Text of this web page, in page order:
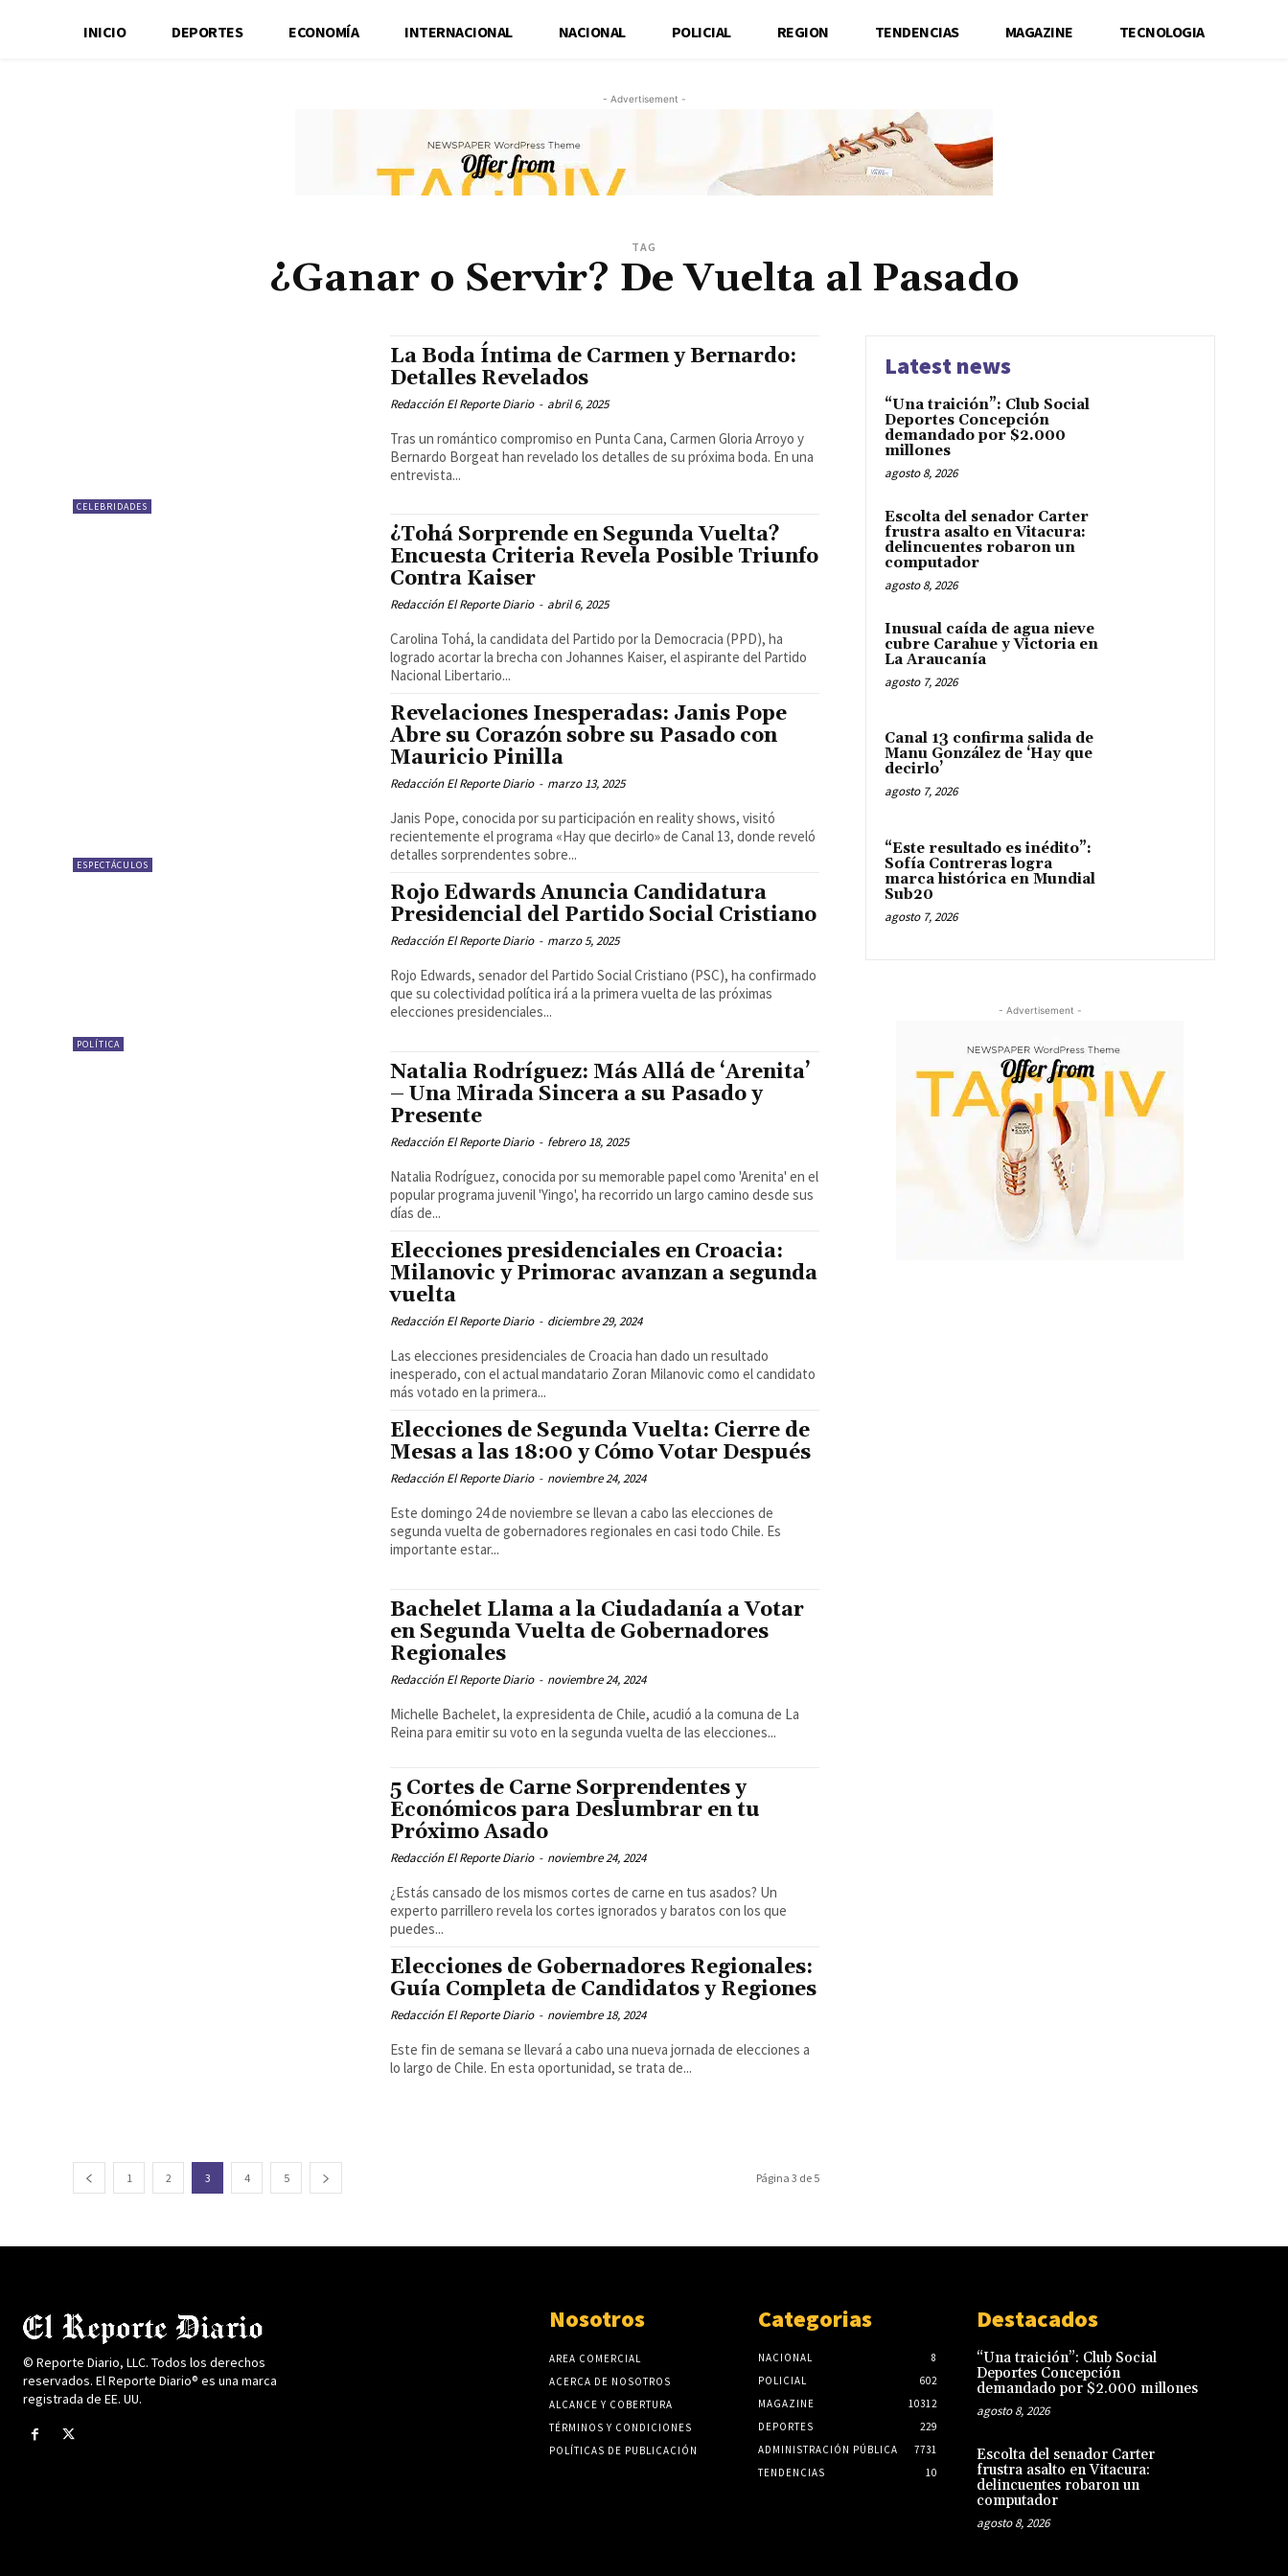
INICIO DEPORTES ECONOMÍA INTERNACIONAL NACIONAL POLICIAL REGION TENDENCIAS MAGAZINE TECNOLOGIA
- Advertisement -
TAG
¿Ganar o Servir? De Vuelta al Pasado
CELEBRIDADES
La Boda Íntima de Carmen y Bernardo:
Detalles Revelados
Redacción El Reporte Diario - abril 6, 2025
Tras un romántico compromiso en Punta Cana, Carmen Gloria Arroyo y
Bernardo Borgeat han revelado los detalles de su próxima boda. En una
entrevista...
¿Tohá Sorprende en Segunda Vuelta?
Encuesta Criteria Revela Posible Triunfo
Contra Kaiser
Redacción El Reporte Diario - abril 6, 2025
Carolina Tohá, la candidata del Partido por la Democracia (PPD), ha
logrado acortar la brecha con Johannes Kaiser, el aspirante del Partido
Nacional Libertario...
ESPECTÁCULOS
Revelaciones Inesperadas: Janis Pope
Abre su Corazón sobre su Pasado con
Mauricio Pinilla
Redacción El Reporte Diario - marzo 13, 2025
Janis Pope, conocida por su participación en reality shows, visitó
recientemente el programa «Hay que decirlo» de Canal 13, donde reveló
detalles sorprendentes sobre...
POLÍTICA
Rojo Edwards Anuncia Candidatura
Presidencial del Partido Social Cristiano
Redacción El Reporte Diario - marzo 5, 2025
Rojo Edwards, senador del Partido Social Cristiano (PSC), ha confirmado
que su colectividad política irá a la primera vuelta de las próximas
elecciones presidenciales...
Natalia Rodríguez: Más Allá de ‘Arenita’
– Una Mirada Sincera a su Pasado y
Presente
Redacción El Reporte Diario - febrero 18, 2025
Natalia Rodríguez, conocida por su memorable papel como 'Arenita' en el
popular programa juvenil 'Yingo', ha recorrido un largo camino desde sus
días de...
Elecciones presidenciales en Croacia:
Milanovic y Primorac avanzan a segunda
vuelta
Redacción El Reporte Diario - diciembre 29, 2024
Las elecciones presidenciales de Croacia han dado un resultado
inesperado, con el actual mandatario Zoran Milanovic como el candidato
más votado en la primera...
Elecciones de Segunda Vuelta: Cierre de
Mesas a las 18:00 y Cómo Votar Después
Redacción El Reporte Diario - noviembre 24, 2024
Este domingo 24 de noviembre se llevan a cabo las elecciones de
segunda vuelta de gobernadores regionales en casi todo Chile. Es
importante estar...
Bachelet Llama a la Ciudadanía a Votar
en Segunda Vuelta de Gobernadores
Regionales
Redacción El Reporte Diario - noviembre 24, 2024
Michelle Bachelet, la expresidenta de Chile, acudió a la comuna de La
Reina para emitir su voto en la segunda vuelta de las elecciones...
5 Cortes de Carne Sorprendentes y
Económicos para Deslumbrar en tu
Próximo Asado
Redacción El Reporte Diario - noviembre 24, 2024
¿Estás cansado de los mismos cortes de carne en tus asados? Un
experto parrillero revela los cortes ignorados y baratos con los que
puedes...
Elecciones de Gobernadores Regionales:
Guía Completa de Candidatos y Regiones
Redacción El Reporte Diario - noviembre 18, 2024
Este fin de semana se llevará a cabo una nueva jornada de elecciones a
lo largo de Chile. En esta oportunidad, se trata de...
1 2 3 4 5 Página 3 de 5
Latest news
“Una traición”: Club Social
Deportes Concepción
demandado por $2.000
millones
agosto 8, 2026
Escolta del senador Carter
frustra asalto en Vitacura:
delincuentes robaron un
computador
agosto 8, 2026
Inusual caída de agua nieve
cubre Carahue y Victoria en
La Araucanía
agosto 7, 2026
Canal 13 confirma salida de
Manu González de ‘Hay que
decirlo’
agosto 7, 2026
“Este resultado es inédito”:
Sofía Contreras logra
marca histórica en Mundial
Sub20
agosto 7, 2026
- Advertisement -
© Reporte Diario, LLC. Todos los derechos
reservados. El Reporte Diario® es una marca
registrada de EE. UU.
Nosotros
AREA COMERCIAL
ACERCA DE NOSOTROS
ALCANCE Y COBERTURA
TÉRMINOS Y CONDICIONES
POLÍTICAS DE PUBLICACIÓN
Categorias
NACIONAL
8
POLICIAL
602
MAGAZINE
10312
DEPORTES
229
ADMINISTRACIÓN PÚBLICA
7731
TENDENCIAS
10
Destacados
“Una traición”: Club Social
Deportes Concepción
demandado por $2.000 millones
agosto 8, 2026
Escolta del senador Carter
frustra asalto en Vitacura:
delincuentes robaron un
computador
agosto 8, 2026